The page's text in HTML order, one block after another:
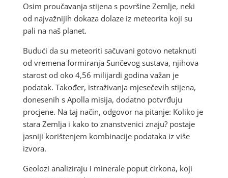
Osim proučavanja stijena s površine Zemlje, neki
od najvažnijih dokaza dolaze iz meteorita koji su
pali na naš planet.
Budući da su meteoriti sačuvani gotovo netaknuti
od vremena formiranja Sunčevog sustava, njihova
starost od oko 4,56 milijardi godina važan je
podatak. Također, istraživanja mjesečevih stijena,
donesenih s Apolla misija, dodatno potvrđuju
procjene. Na taj način, odgovor na pitanje: Koliko je
stara Zemlja i kako to znanstvenici znaju? postaje
jasniji korištenjem kombinacije podataka iz više
izvora.
Geolozi analiziraju i minerale poput cirkona, koji